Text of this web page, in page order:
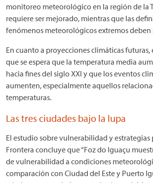
monitoreo meteorológico en la región de la
requiere ser mejorado, mientras que las
fenómenos meteorológicos extremos deben
En cuanto a proyecciones climáticas
que se espera que la temperatura media
hacia fines del siglo XXI y que los eventos
aumenten, especialmente aquellos
temperaturas.
Las tres ciudades bajo la lupa
El estudio sobre vulnerabilidad y estrategias
Frontera concluye que “Foz do Iguaçu
de vulnerabilidad a condiciones
comparación con Ciudad del Este y Puerto